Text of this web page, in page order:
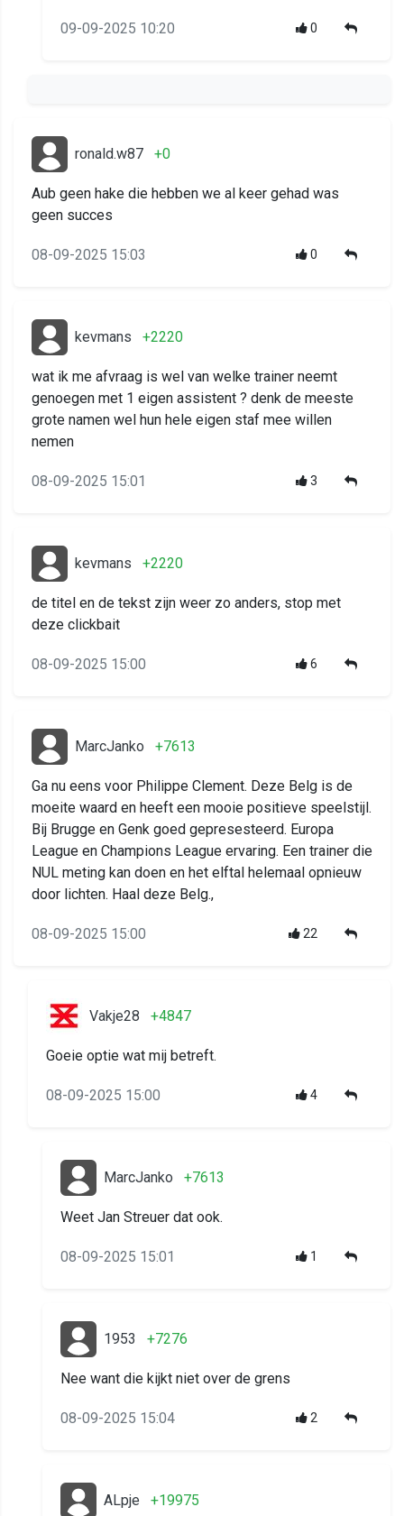
09-09-2025 10:20 0
ronald.w87 +0
Aub geen hake die hebben we al keer gehad was
geen succes
08-09-2025 15:03 0
kevmans +2220
wat ik me afvraag is wel van welke trainer neemt
genoegen met 1 eigen assistent ? denk de meeste
grote namen wel hun hele eigen staf mee willen
nemen
08-09-2025 15:01 3
kevmans +2220
de titel en de tekst zijn weer zo anders, stop met
deze clickbait
08-09-2025 15:00 6
MarcJanko +7613
Ga nu eens voor Philippe Clement. Deze Belg is de
moeite waard en heeft een mooie positieve speelstijl.
Bij Brugge en Genk goed gepresesteerd. Europa
League en Champions League ervaring. Een trainer die
NUL meting kan doen en het elftal helemaal opnieuw
door lichten. Haal deze Belg.,
08-09-2025 15:00 22
Vakje28 +4847
Goeie optie wat mij betreft.
08-09-2025 15:00 4
MarcJanko +7613
Weet Jan Streuer dat ook.
08-09-2025 15:01 1
1953 +7276
Nee want die kijkt niet over de grens
08-09-2025 15:04 2
ALpje +19975